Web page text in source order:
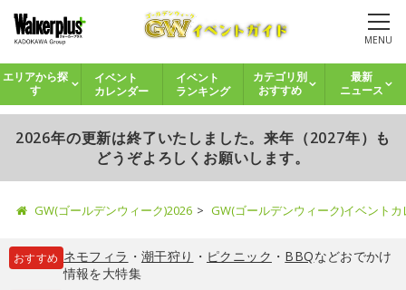
MENU
エリアから探
す
イベント
カレンダー
イベント
ランキング
カテゴリ別
おすすめ
最新
ニュース
2026年の更新は終了いたしました。来年（2027年）も
どうぞよろしくお願いします。
GW(ゴールデンウィーク)2026 GW(ゴールデンウィーク)イベント
おすすめ ネモフィラ ・ 潮干狩り ・ ピクニック ・ BBQなどおでかけ
情報を大特集